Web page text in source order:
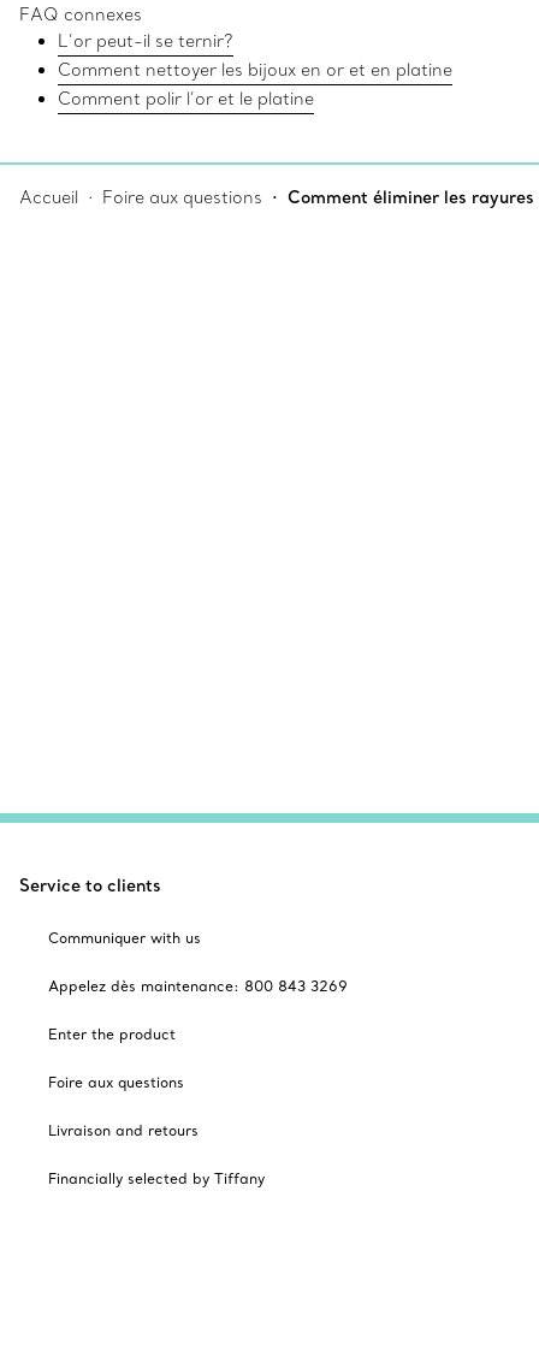
FAQ connexes
L’or peut-il se ternir?
Comment nettoyer les bijoux en or et en platine
Comment polir l’or et le platine
Accueil Foire aux questions Comment éliminer les
Service to clients
Communiquer with us
Appelez dès maintenance: 800 843 3269
Enter the product
Foire aux questions
Livraison and retours
Financially selected by Tiffany